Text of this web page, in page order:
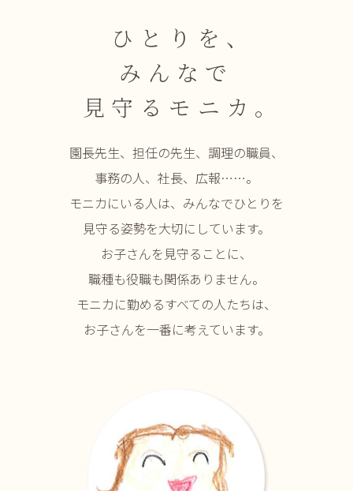
ひとりを 、
みんなで
見守るモニカ 。
園長先生、担任の先生、調理の職員、
事務の人、社長、広報……。
モニカにいる人は、みんなでひとりを
見守る姿勢を大切にしています。
お子さんを見守ることに、
職種も役職も関係ありません。
モニカに勤めるすべての人たちは、
お子さんを一番に考えています。